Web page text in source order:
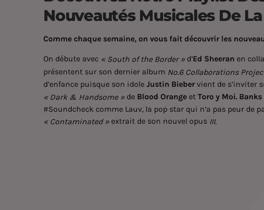
Nouveautés Musicales De
Comme chaque semaine, on vous fait découvrir les
On débute avec « South of the Border » d’Ed Sheeran en
présentent sur son dernier album No.6 Collaborations
d’enfance puisque son idole Justin Bieber vient de s’inviter
« Dark & Handsome » de Blood Orange et Toro y Moi. Banks
#Soundcheck comme Lauv, la pop star qui n’a pas peur de
« Contaminated » extrait de son nouvel opus III.